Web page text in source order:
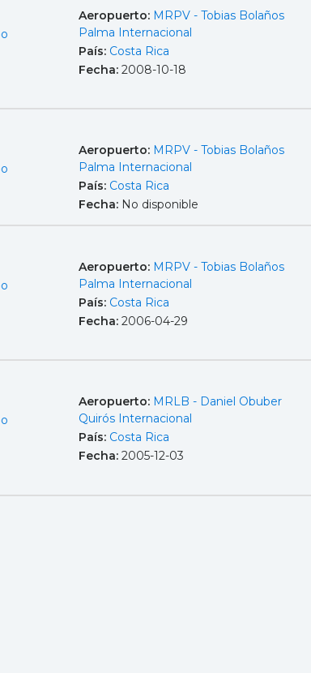
Aeropuerto: MRPV - Tobias Bolaños
Palma Internacional
País: Costa Rica
Fecha: 2008-10-18
Aeropuerto: MRPV - Tobias Bolaños
Palma Internacional
País: Costa Rica
Fecha: No disponible
Aeropuerto: MRPV - Tobias Bolaños
Palma Internacional
País: Costa Rica
Fecha: 2006-04-29
Aeropuerto: MRLB - Daniel Obuber
Quirós Internacional
País: Costa Rica
Fecha: 2005-12-03